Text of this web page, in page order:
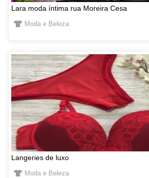
Lara moda íntima rua Moreira Cesa
Moda e Beleza
Langeries de luxo
Moda e Beleza